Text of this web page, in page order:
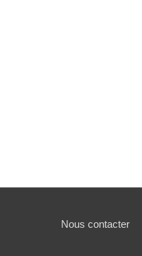
Nous contacter